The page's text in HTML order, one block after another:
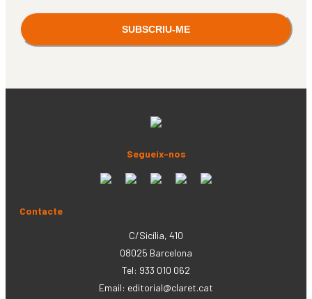
Segueix-nos
Contacte
C/Sicília, 410
08025 Barcelona
Tel: 933 010 062
Email: editorial@claret.cat